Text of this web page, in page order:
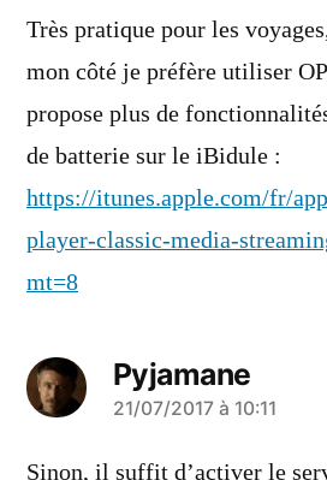
dit :
Très pratique pour les
mon côté je préfère utiliser
propose plus de
de batterie sur le iBidule :
https://itunes.apple.com/fr/
player-classic-media-
mt=8
Pyjamane
a
dit :
21/07/2017 à 10:11
Sinon, il suffit d’activer le